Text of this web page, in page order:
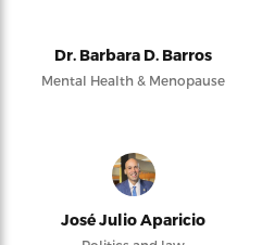
Dr. Barbara D. Barros
Mental Health & Menopause
José Julio Aparicio